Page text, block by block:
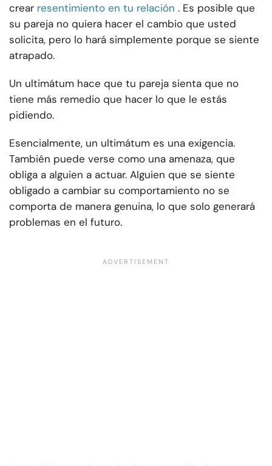
crear resentimiento en tu relación . Es posible que
su pareja no quiera hacer el cambio que usted
solicita, pero lo hará simplemente porque se siente
atrapado.
Un ultimátum hace que tu pareja sienta que no
tiene más remedio que hacer lo que le estás
pidiendo.
Esencialmente, un ultimátum es una exigencia.
También puede verse como una amenaza, que
obliga a alguien a actuar. Alguien que se siente
obligado a cambiar su comportamiento no se
comporta de manera genuina, lo que solo generará
problemas en el futuro.